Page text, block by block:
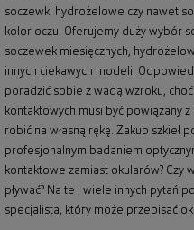
soczewki hydrożelowe czy nawet
kolor oczu. Oferujemy duży wybór
soczewek miesięcznych,
innych ciekawych modeli.
poradzić sobie z wadą wzroku,
kontaktowych musi być powiązany
robić na własną rękę. Zakup szkieł
profesjonalnym badaniem
kontaktowe zamiast okularów? Czy
pływać? Na te i wiele innych pytań
specjalista, który może przepisać